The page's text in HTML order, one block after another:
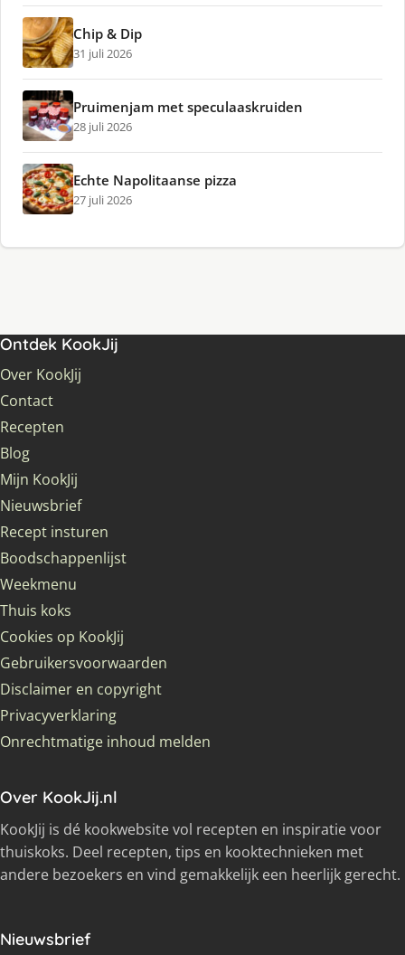
Chip & Dip
31 juli 2026
Pruimenjam met speculaaskruiden
28 juli 2026
Echte Napolitaanse pizza
27 juli 2026
Ontdek KookJij
Over KookJij
Contact
Recepten
Blog
Mijn KookJij
Nieuwsbrief
Recept insturen
Boodschappenlijst
Weekmenu
Thuis koks
Cookies op KookJij
Gebruikersvoorwaarden
Disclaimer en copyright
Privacyverklaring
Onrechtmatige inhoud melden
Over KookJij.nl
KookJij is dé kookwebsite vol recepten en inspiratie voor
thuiskoks. Deel recepten, tips en kooktechnieken met
andere bezoekers en vind gemakkelijk een heerlijk gerecht.
Nieuwsbrief